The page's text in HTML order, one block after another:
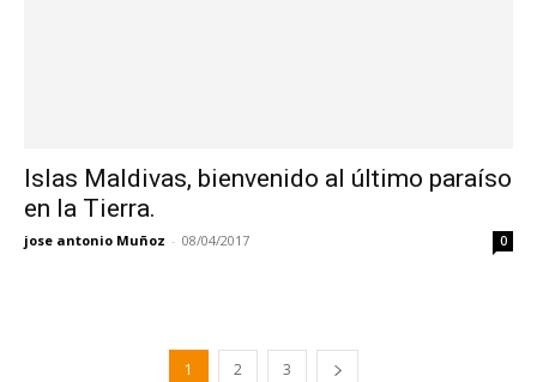
Islas Maldivas, bienvenido al último paraíso
en la Tierra.
jose antonio Muñoz - 08/04/2017 0
1 2 3